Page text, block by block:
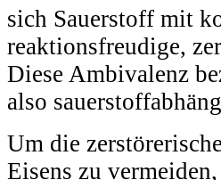
sich Sauerstoff mit
reaktionsfreudige,
Diese Ambivalenz
also
Um die
Eisens zu